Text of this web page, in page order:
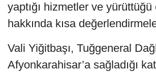
yaptığı hizmetler ve yürüttüğü
hakkında kısa
Vali Yiğitbaşı, Tuğgeneral
Afyonkarahisar’a sağladığı